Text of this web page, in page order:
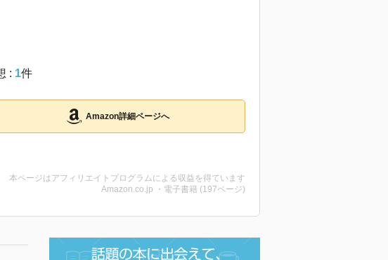
: 1件
Amazon詳細ページへ
本ページはアフィリエイトプログラムによる収益を得ています
Amazon.co.jp ・電子書籍 (197ページ)